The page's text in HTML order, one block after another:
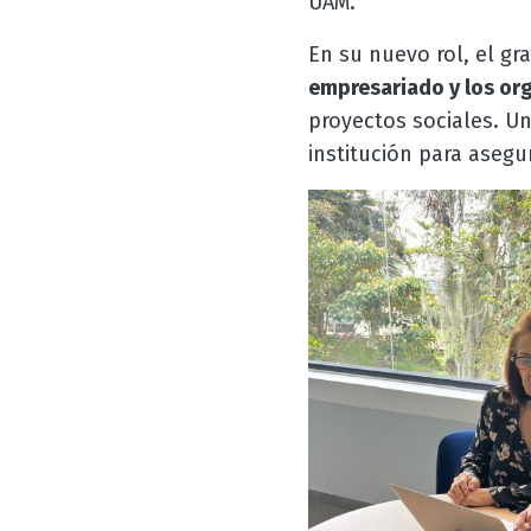
En su nuevo rol, el
empresariado y los
proyectos sociales.
institución para